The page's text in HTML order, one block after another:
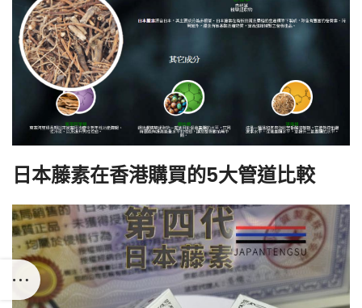
日本藤素在香港購買的5大管道比較